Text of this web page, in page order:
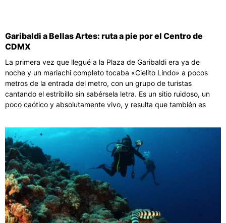
Garibaldi a Bellas Artes: ruta a pie por el Centro de
CDMX
La primera vez que llegué a la Plaza de Garibaldi era ya de
noche y un mariachi completo tocaba «Cielito Lindo» a pocos
metros de la entrada del metro, con un grupo de turistas
cantando el estribillo sin sabérsela letra. Es un sitio ruidoso, un
poco caótico y absolutamente vivo, y resulta que también es